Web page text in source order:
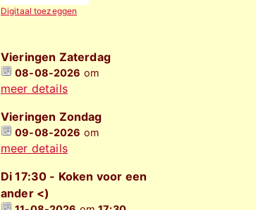
Digitaal toezeggen
Vieringen Zaterdag
08-08-2026 om
meer details
Vieringen Zondag
09-08-2026 om
meer details
Di 17:30 - Koken voor een
ander <)